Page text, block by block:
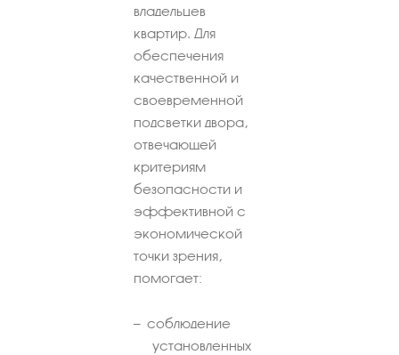
владельцев
квартир. Для
обеспечения
качественной и
своевременной
подсветки двора,
отвечающей
критериям
безопасности и
эффективной с
экономической
точки зрения,
помогает:
соблюдение
установленных